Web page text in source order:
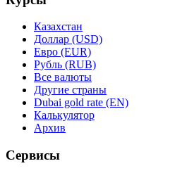
Казахстан
Доллар (USD)
Евро (EUR)
Рубль (RUB)
Все валюты
Другие страны
Dubai gold rate (EN)
Калькулятор
Архив
Сервисы